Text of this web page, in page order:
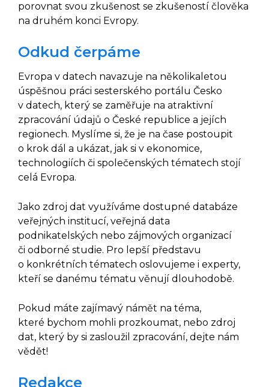
porovnat svou zkušenost se zkušeností člověka
na druhém konci Evropy.
Odkud čerpáme
Evropa v datech navazuje na několikaletou
úspěšnou práci sesterského portálu Česko
v datech, který se zaměřuje na atraktivní
zpracování údajů o České republice a jejích
regionech. Myslíme si, že je na čase postoupit
o krok dál a ukázat, jak si v ekonomice,
technologiích či společenských tématech stojí
celá Evropa.
Jako zdroj dat využíváme dostupné databáze
veřejných institucí, veřejná data
podnikatelských nebo zájmových organizací
či odborné studie. Pro lepší představu
o konkrétních tématech oslovujeme i experty,
kteří se danému tématu věnují dlouhodobě.
Pokud máte zajímavý námět na téma,
které bychom mohli prozkoumat, nebo zdroj
dat, který by si zasloužil zpracování, dejte nám
vědět!
Redakce